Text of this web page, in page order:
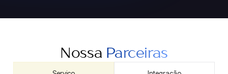
Nossa Parceiras